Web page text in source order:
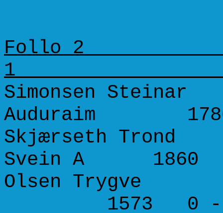
Follo 2
Simonsen
Auduraim
Skjærseth Trond
Svein A 1860
Olsen Trygve
1573 0 -